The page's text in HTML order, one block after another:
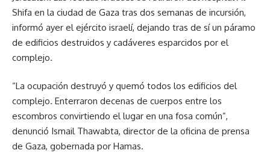
Shifa en la ciudad de Gaza tras dos semanas de incursión,
informó ayer el ejército israelí, dejando tras de sí un páramo
de edificios destruidos y cadáveres esparcidos por el
complejo.
La ocupación destruyó y quemó todos los edificios del
complejo. Enterraron decenas de cuerpos entre los
escombros convirtiendo el lugar en una fosa común ,
denunció Ismail Thawabta, director de la oficina de prensa
de Gaza, gobernada por Hamas.